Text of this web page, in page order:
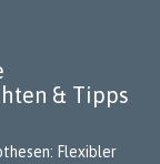
& Tipps
Flexibler